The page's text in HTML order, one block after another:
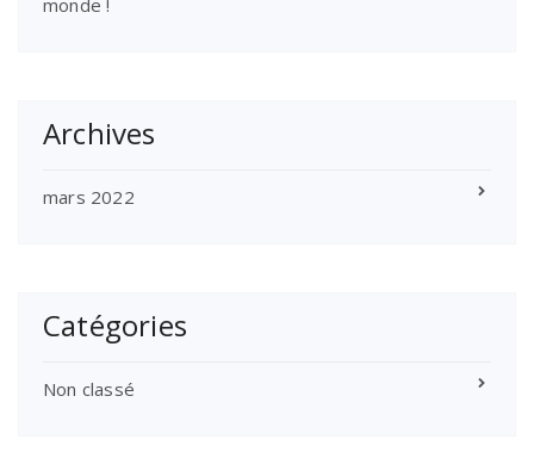
Archives
mars 2022
Catégories
Non classé